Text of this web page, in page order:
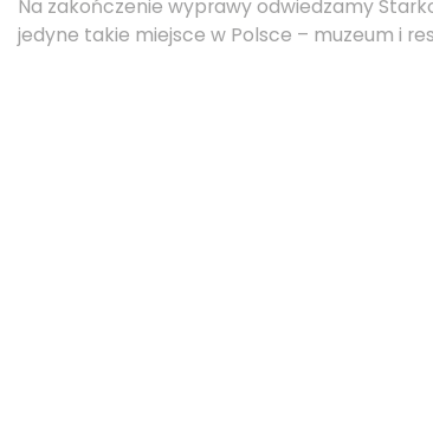
Na zakończenie wyprawy odwiedzamy
jedyne takie miejsce w Polsce – muzeum i